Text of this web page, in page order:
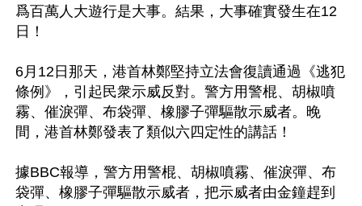
爲百萬人大遊行是大事。結果，大事確實發生在12
日！
6月12日那天，港首林鄭堅持立法會復讀通過《逃犯
條例》，引起民衆示威反對。警方用警棍、胡椒噴
霧、催淚彈、布袋彈、橡膠子彈驅散示威者。晚
間，港首林鄭發表了類似六四定性的講話！
據BBC報導，警方用警棍、胡椒噴霧、催淚彈、布
袋彈、橡膠子彈驅散示威者，把示威者由金鐘趕到